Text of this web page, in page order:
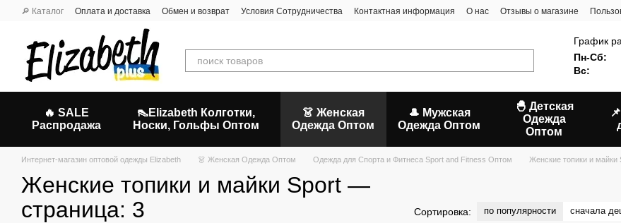
Перейти к основному контенту
🔎 Каталог Оплата и доставка Обмен и возврат Условия Сотрудничества Контактная информация О нас Отзывы о магазине
График
Пн-Сб:
Вс:
🔥 SALE
Распродажа
👠Elizabeth Колготки,
Носки, Гольфы Оптом
👗 Женская
Одежда Оптом
🎩 Мужская
Одежда Оптом
🐣 Детская
Одежда
Оптом
Интернет-магазин оптовой одежды Elizabeth 👗 Женская Одежда Оптом Одежда для Спорта и Фитнеса Sport and Fitness Оптом Женские топики и майки
Женские топики и майки Sport —
страница: 3
Сортировка: по популярности сначала